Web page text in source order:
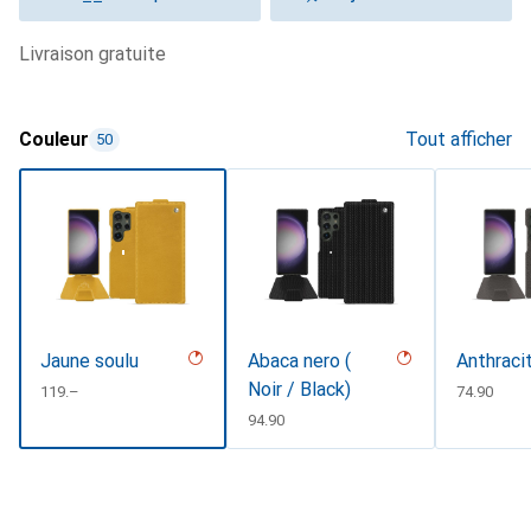
livraison gratuite
Couleur 50 Tout afficher
Jaune soulu
CHF
119.–
Abaca nero (
Noir / Black)
CHF
94.90
CHF
74.90